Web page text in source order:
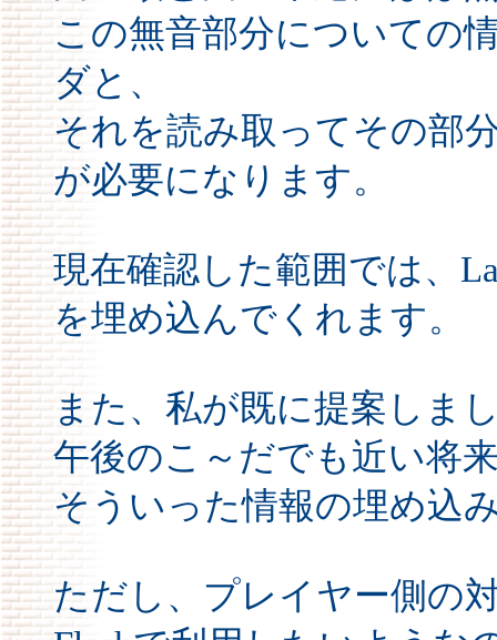
この無音部分についての
ダと、
それを読み取ってその部
が必要になります。
現在確認した範囲では、
を埋め込んでくれます。
また、私が既に提案しま
午後のこ～だでも近い将
そういった情報の埋め込
ただし、プレイヤー側の